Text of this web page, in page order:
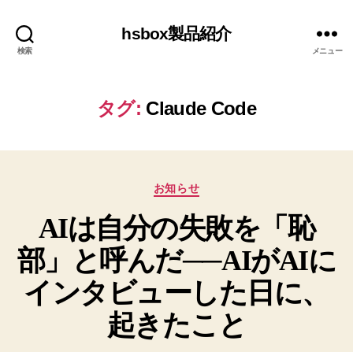
検索
hsbox製品紹介
メニュー
タグ: Claude Code
カ
ゴ
リ
ー
お知らせ
AIは自分の失敗を「恥
部」と呼んだ──AIがAIに
インタビューした日に、
起きたこと